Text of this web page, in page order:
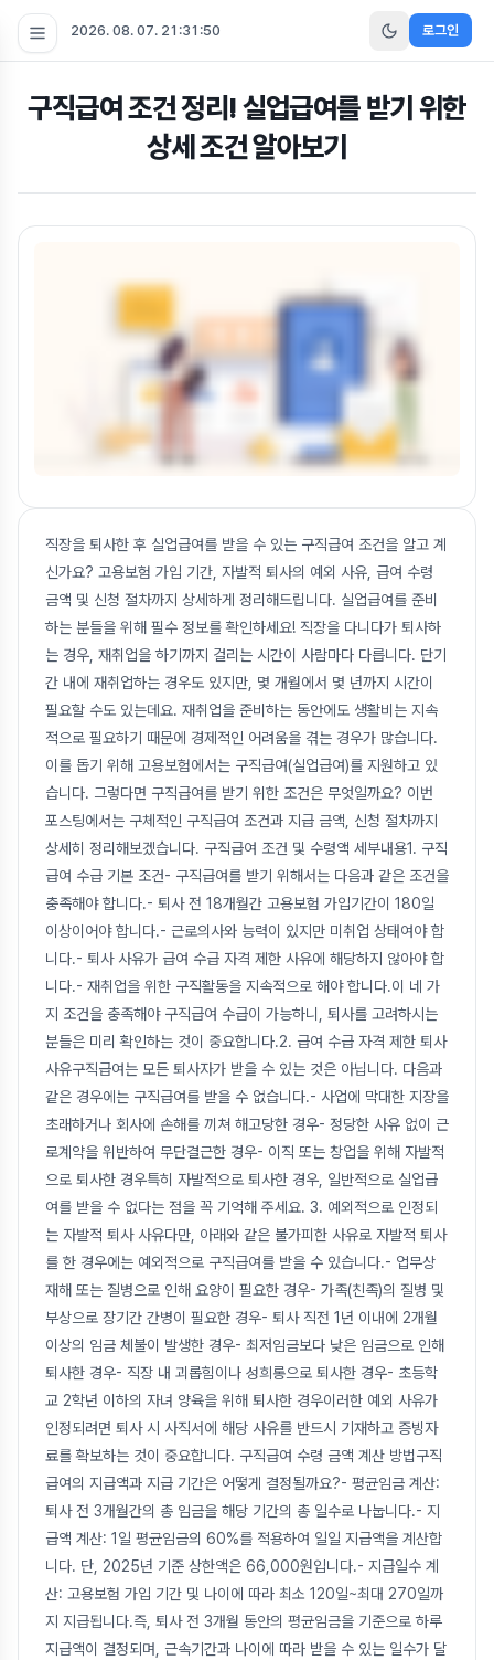
2026. 08. 07. 21:31:51 로그인
구직급여 조건 정리! 실업급여를 받기 위한
상세 조건 알아보기
직장을 퇴사한 후 실업급여를 받을 수 있는 구직급여 조건을 알고 계
신가요? 고용보험 가입 기간, 자발적 퇴사의 예외 사유, 급여 수령
금액 및 신청 절차까지 상세하게 정리해드립니다. 실업급여를 준비
하는 분들을 위해 필수 정보를 확인하세요! 직장을 다니다가 퇴사하
는 경우, 재취업을 하기까지 걸리는 시간이 사람마다 다릅니다. 단기
간 내에 재취업하는 경우도 있지만, 몇 개월에서 몇 년까지 시간이
필요할 수도 있는데요. 재취업을 준비하는 동안에도 생활비는 지속
적으로 필요하기 때문에 경제적인 어려움을 겪는 경우가 많습니다.
이를 돕기 위해 고용보험에서는 구직급여(실업급여)를 지원하고 있
습니다. 그렇다면 구직급여를 받기 위한 조건은 무엇일까요? 이번
포스팅에서는 구체적인 구직급여 조건과 지급 금액, 신청 절차까지
상세히 정리해보겠습니다. 구직급여 조건 및 수령액 세부내용1. 구직
급여 수급 기본 조건- 구직급여를 받기 위해서는 다음과 같은 조건을
충족해야 합니다.- 퇴사 전 18개월간 고용보험 가입기간이 180일
이상이어야 합니다.- 근로의사와 능력이 있지만 미취업 상태여야 합
니다.- 퇴사 사유가 급여 수급 자격 제한 사유에 해당하지 않아야 합
니다.- 재취업을 위한 구직활동을 지속적으로 해야 합니다.이 네 가
지 조건을 충족해야 구직급여 수급이 가능하니, 퇴사를 고려하시는
분들은 미리 확인하는 것이 중요합니다.2. 급여 수급 자격 제한 퇴사
사유구직급여는 모든 퇴사자가 받을 수 있는 것은 아닙니다. 다음과
같은 경우에는 구직급여를 받을 수 없습니다.- 사업에 막대한 지장을
초래하거나 회사에 손해를 끼쳐 해고당한 경우- 정당한 사유 없이 근
로계약을 위반하여 무단결근한 경우- 이직 또는 창업을 위해 자발적
으로 퇴사한 경우특히 자발적으로 퇴사한 경우, 일반적으로 실업급
여를 받을 수 없다는 점을 꼭 기억해 주세요. 3. 예외적으로 인정되
는 자발적 퇴사 사유다만, 아래와 같은 불가피한 사유로 자발적 퇴사
를 한 경우에는 예외적으로 구직급여를 받을 수 있습니다.- 업무상
재해 또는 질병으로 인해 요양이 필요한 경우- 가족(친족)의 질병 및
부상으로 장기간 간병이 필요한 경우- 퇴사 직전 1년 이내에 2개월
이상의 임금 체불이 발생한 경우- 최저임금보다 낮은 임금으로 인해
퇴사한 경우- 직장 내 괴롭힘이나 성희롱으로 퇴사한 경우- 초등학
교 2학년 이하의 자녀 양육을 위해 퇴사한 경우이러한 예외 사유가
인정되려면 퇴사 시 사직서에 해당 사유를 반드시 기재하고 증빙자
료를 확보하는 것이 중요합니다. 구직급여 수령 금액 계산 방법구직
급여의 지급액과 지급 기간은 어떻게 결정될까요?- 평균임금 계산:
퇴사 전 3개월간의 총 임금을 해당 기간의 총 일수로 나눕니다.- 지
급액 계산: 1일 평균임금의 60%를 적용하여 일일 지급액을 계산합
니다. 단, 2025년 기준 상한액은 66,000원입니다.- 지급일수 계
산: 고용보험 가입 기간 및 나이에 따라 최소 120일~최대 270일까
지 지급됩니다.즉, 퇴사 전 3개월 동안의 평균임금을 기준으로 하루
지급액이 결정되며, 근속기간과 나이에 따라 받을 수 있는 일수가 달